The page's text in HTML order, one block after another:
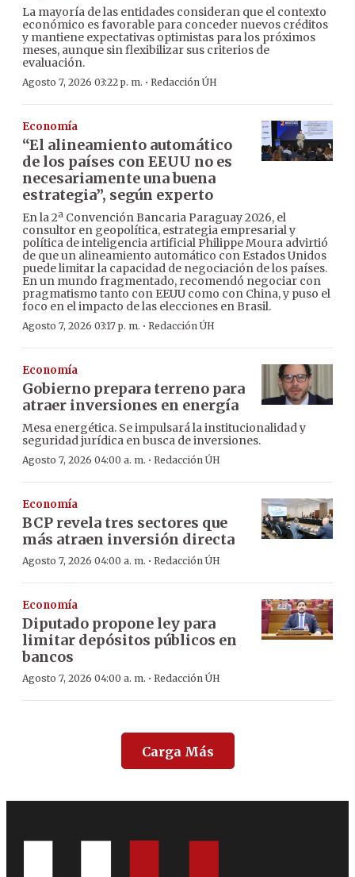
La mayoría de las entidades consideran que el contexto
económico es favorable para conceder nuevos créditos
y mantiene expectativas optimistas para los próximos
meses, aunque sin flexibilizar sus criterios de
evaluación.
Agosto 7, 2026 03:22 p. m. · Redacción ÚH
Economía
“El alineamiento automático
de los países con EEUU no es
necesariamente una buena
estrategia”, según experto
En la 2ª Convención Bancaria Paraguay 2026, el
consultor en geopolítica, estrategia empresarial y
política de inteligencia artificial Philippe Moura advirtió
de que un alineamiento automático con Estados Unidos
puede limitar la capacidad de negociación de los países.
En un mundo fragmentado, recomendó negociar con
pragmatismo tanto con EEUU como con China, y puso el
foco en el impacto de las elecciones en Brasil.
Agosto 7, 2026 03:17 p. m. · Redacción ÚH
Economía
Gobierno prepara terreno para
atraer inversiones en energía
Mesa energética. Se impulsará la institucionalidad y
seguridad jurídica en busca de inversiones.
Agosto 7, 2026 04:00 a. m. · Redacción ÚH
Economía
BCP revela tres sectores que
más atraen inversión directa
Agosto 7, 2026 04:00 a. m. · Redacción ÚH
Economía
Diputado propone ley para
limitar depósitos públicos en
bancos
Agosto 7, 2026 04:00 a. m. · Redacción ÚH
Carga Más